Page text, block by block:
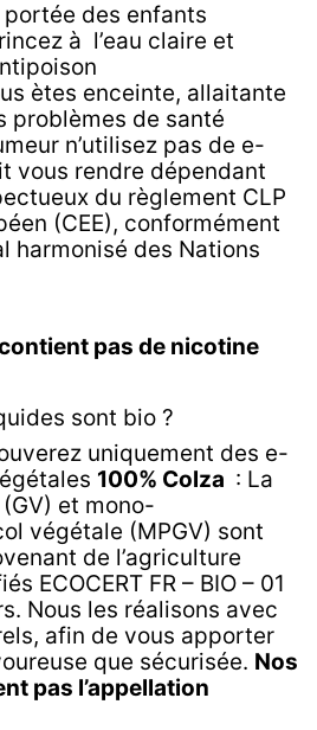
des enfants
à l’eau claire et
ètes enceinte, allaitante
problèmes de santé
n’utilisez pas de e-
vous rendre dépendant
du règlement CLP
(CEE), conformément
harmonisé des Nations
pas de nicotine
sont bio ?
uniquement des e-
100% Colza : La
et mono-
végétale (MPGV) sont
de l’agriculture
ECOCERT FR – BIO – 01
Nous les réalisons avec
afin de vous apporter
que sécurisée. Nos
pas l’appellation